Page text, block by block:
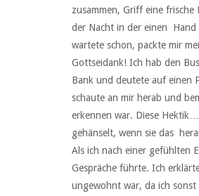
zusammen, Griff eine
der Nacht in der einen Hand
wartete schon, packte mir
Gottseidank! Ich hab den
Bank und deutete auf einen
schaute an mir herab und
erkennen war. Diese
gehänselt, wenn sie das
Als ich nach einer gefühlten
Gespräche führte. Ich
ungewohnt war, da ich